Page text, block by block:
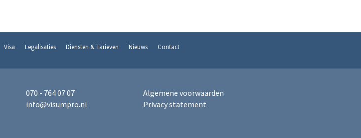
Visa Legalisaties Diensten & Tarieven Nieuws Contact
070 - 764 07 07
info@visumpro.nl
Algemene voorwaarden
Privacy statement